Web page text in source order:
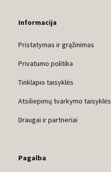
Informacija
Pristatymas ir grąžinimas
Privatumo politika
Tinklapio taisyklės
Atsiliepimų tvarkymo taisyklės
Draugai ir partneriai
Pagalba